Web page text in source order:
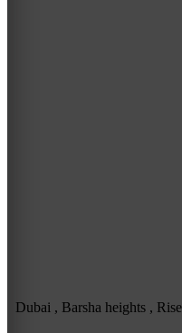
Dubai , Barsha heights ,